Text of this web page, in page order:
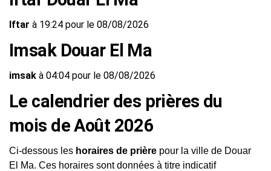
Iftar à 19:24 pour le 08/08/2026
Imsak Douar El Ma
imsak à 04:04 pour le 08/08/2026
Le calendrier des prières du
mois de Août 2026
Ci-dessous les horaires de prière pour la ville de Douar
El Ma. Ces horaires sont données à titre indicatif